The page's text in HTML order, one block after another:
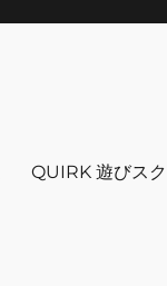
QUIRK 遊びス